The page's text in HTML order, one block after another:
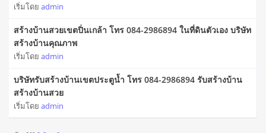
เริ่มโดย admin
สร้างบ้านสวยเขตปิ่นเกล้า โทร 084-2986894 ในที่ดินตัวเอง บริษัท
สร้างบ้านคุณภาพ
เริ่มโดย admin
บริษัทรับสร้างบ้านเขตประตูน้ำ โทร 084-2986894 รับสร้างบ้าน
สร้างบ้านสวย
เริ่มโดย admin